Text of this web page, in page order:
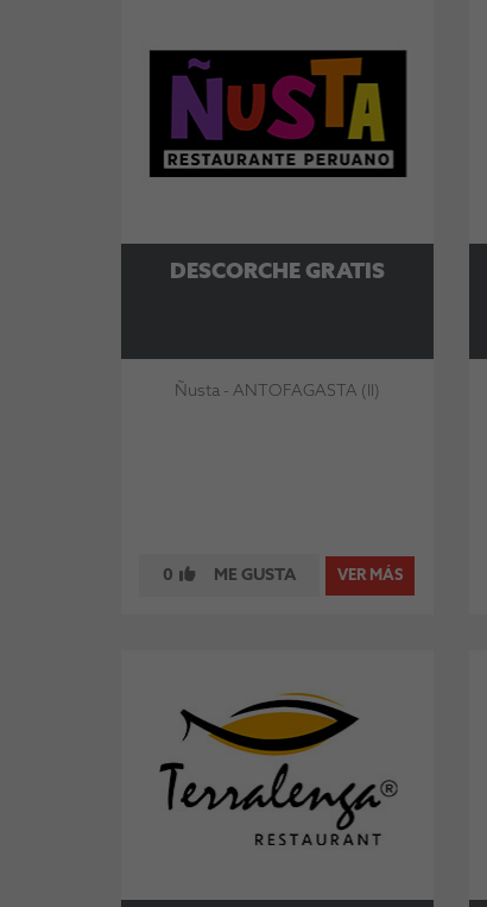
DESCORCHE GRATIS
Ñusta - ANTOFAGASTA (II)
0 ME GUSTA VER MÁS